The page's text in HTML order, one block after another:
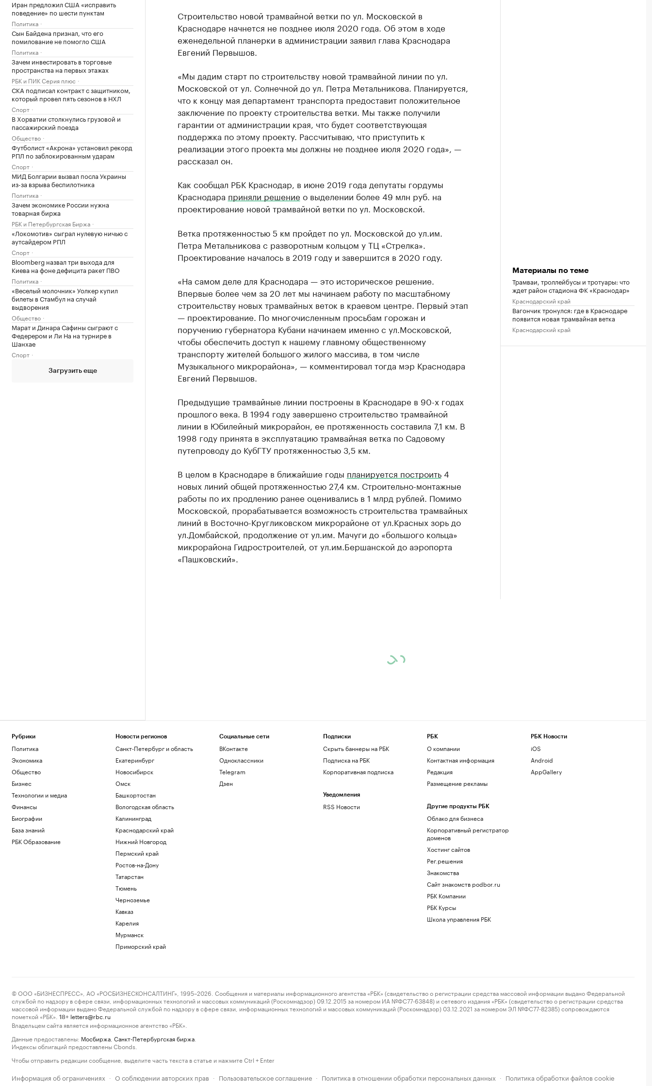
Иран предложил США «исправить
поведение» по шести пунктам
Политика
Сын Байдена признал, что его
помилование не помогло США
Политика
Зачем инвестировать в торговые
пространства на первых этажах
РБК и ПИК Серия плюс
СКА подписал контракт с защитником,
который провел пять сезонов в НХЛ
Спорт
В Хорватии столкнулись грузовой и
пассажирский поезда
Общество
Футболист «Акрона» установил рекорд
РПЛ по заблокированным ударам
Спорт
МИД Болгарии вызвал посла Украины
из-за взрыва беспилотника
Политика
Зачем экономике России нужна
товарная биржа
РБК и Петербургская Биржа
«Локомотив» сыграл нулевую ничью с
аутсайдером РПЛ
Спорт
Bloomberg назвал три выхода для
Киева на фоне дефицита ракет ПВО
Политика
«Веселый молочник» Уолкер купил
билеты в Стамбул на случай
выдворения
Общество
Марат и Динара Сафины сыграют с
Федерером и Ли На на турнире в
Шанхае
Спорт
Загрузить еще
Строительство новой трамвайной ветки по ул. Московской в
Краснодаре начнется не позднее июля 2020 года. Об этом в ходе
еженедельной планерки в администрации заявил глава Краснодара
Евгений Первышов.
«Мы дадим старт по строительству новой трамвайной линии по ул.
Московской от ул. Солнечной до ул. Петра Метальникова. Планируется,
что к концу мая департамент транспорта предоставит положительное
заключение по проекту строительства ветки. Мы также получили
гарантии от администрации края, что будет соответствующая
поддержка по этому проекту. Рассчитываю, что приступить к
реализации этого проекта мы должны не позднее июля 2020 года», —
рассказал он.
Как сообщал РБК Краснодар, в июне 2019 года депутаты гордумы
Краснодара приняли решение о выделении более 49 млн руб. на
проектирование новой трамвайной ветки по ул. Московской.
Ветка протяженностью 5 км пройдет по ул. Московской до ул.им.
Петра Метальникова с разворотным кольцом у ТЦ «Стрелка».
Проектирование началось в 2019 году и завершится в 2020 году.
«На самом деле для Краснодара — это историческое решение.
Впервые более чем за 20 лет мы начинаем работу по масштабному
строительству новых трамвайных веток в краевом центре. Первый этап
— проектирование. По многочисленным просьбам горожан и
поручению губернатора Кубани начинаем именно с ул.Московской,
чтобы обеспечить доступ к нашему главному общественному
транспорту жителей большого жилого массива, в том числе
Музыкального микрорайона», — комментировал тогда мэр Краснодара
Евгений Первышов.
Предыдущие трамвайные линии построены в Краснодаре в 90-х годах
прошлого века. В 1994 году завершено строительство трамвайной
линии в Юбилейный микрорайон, ее протяженность составила 7,1 км. В
1998 году принята в эксплуатацию трамвайная ветка по Садовому
путепроводу до КубГТУ протяженностью 3,5 км.
В целом в Краснодаре в ближайшие годы планируется построить4
новых линий общей протяженностью 27,4 км. Строительно-монтажные
работы по их продлению ранее оценивались в 1 млрд рублей. Помимо
Московской, прорабатывается возможность строительства трамвайных
линий в Восточно-Кругликовском микрорайоне от ул.Красных зорь до
ул.Домбайской, продолжение от ул.им. Мачуги до «большого кольца»
микрорайона Гидростроителей, от ул.им.Бершанской до аэропорта
«Пашковский».
Материалы по теме
Трамваи, троллейбусы и тротуары: что
ждет район стадиона ФК «Краснодар»
Краснодарский край
Вагончик тронулся: где в Краснодаре
появится новая трамвайная ветка
Краснодарский край
Рубрики
Политика
Экономика
Общество
Бизнес
Технологии и медиа
Финансы
Биографии
База знаний
РБК Образование
Новости регионов
Санкт-Петербург и область
Екатеринбург
Новосибирск
Омск
Башкортостан
Вологодская область
Калининград
Краснодарский край
Нижний Новгород
Пермский край
Ростов-на-Дону
Татарстан
Тюмень
Черноземье
Кавказ
Карелия
Мурманск
Приморский край
Социальные сети
ВКонтакте
Одноклассники
Telegram
Дзен
Подписки
Скрыть баннеры на РБК
Подписка на РБК
Корпоративная подписка
Уведомления
RSS Новости
РБК
О компании
Контактная информация
Редакция
Размещение рекламы
Другие продукты РБК
Облако для бизнеса
Корпоративный регистратор
доменов
Хостинг сайтов
Рег.решения
Знакомства
Сайт знакомств podbor.ru
РБК Компании
РБК Курсы
Школа управления РБК
РБК Новости
iOS
Android
AppGallery
© ООО «БИЗНЕСПРЕСС», АО «РОСБИЗНЕСКОНСАЛТИНГ», 1995–2026. Сообщения и материалы информационного агентства «РБК» (свидетельство о регистрации средства массовой информации выдано Федеральной
службой по надзору в сфере связи, информационных технологий и массовых коммуникаций (Роскомнадзор) 09.12.2015 за номером ИА №ФС77-63848) и сетевого издания «РБК» (свидетельство о регистрации средства
массовой информации выдано Федеральной службой по надзору в сфере связи, информационных технологий и массовых коммуникаций (Роскомнадзор) 03.12.2021 за номером ЭЛ №ФС77-82385) сопровождаются
пометкой «РБК».
18+ letters@rbc.ru
Владельцем сайта является информационное агентство «РБК».
Данные предоставлены: Мосбиржа Санкт-Петербургская биржа
Индексы облигаций предоставлены Cbonds.
Чтобы отправить редакции сообщение, выделите часть текста в статье и нажмите Ctrl + Enter
Информация об ограничениях · О соблюдении авторских прав · Пользовательское соглашение · Политика в отношении обработки персональных данных · Политика обработки файлов cookie